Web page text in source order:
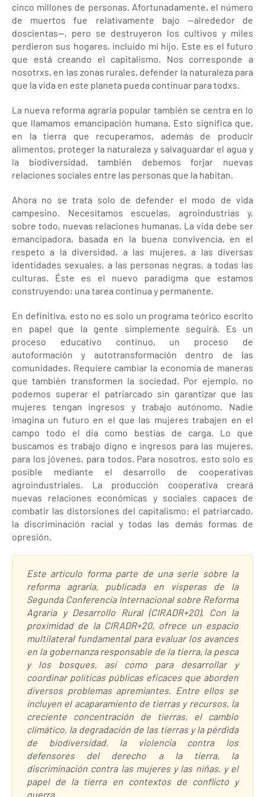
cinco millones de personas. Afortunadamente, el número
de muertos fue relativamente bajo —alrededor de
doscientas—, pero se destruyeron los cultivos y miles
perdieron sus hogares, incluido mi hijo. Este es el futuro
que está creando el capitalismo. Nos corresponde a
nosotrxs, en las zonas rurales, defender la naturaleza para
que la vida en este planeta pueda continuar para todxs.
La nueva reforma agraria popular también se centra en lo
que llamamos emancipación humana. Esto significa que,
en la tierra que recuperamos, además de producir
alimentos, proteger la naturaleza y salvaguardar el agua y
la biodiversidad, también debemos forjar nuevas
relaciones sociales entre las personas que la habitan.
Ahora no se trata solo de defender el modo de vida
campesino. Necesitamos escuelas, agroindustrias y,
sobre todo, nuevas relaciones humanas. La vida debe ser
emancipadora, basada en la buena convivencia, en el
respeto a la diversidad, a las mujeres, a las diversas
identidades sexuales, a las personas negras, a todas las
culturas. Éste es el nuevo paradigma que estamos
construyendo; una tarea continua y permanente.
En definitiva, esto no es solo un programa teórico escrito
en papel que la gente simplemente seguirá. Es un
proceso educativo continuo, un proceso de
autoformación y autotransformación dentro de las
comunidades. Requiere cambiar la economía de maneras
que también transformen la sociedad. Por ejemplo, no
podemos superar el patriarcado sin garantizar que las
mujeres tengan ingresos y trabajo autónomo. Nadie
imagina un futuro en el que las mujeres trabajen en el
campo todo el día como bestias de carga. Lo que
buscamos es trabajo digno e ingresos para las mujeres,
para los jóvenes, para todos. Para nosotros, esto solo es
posible mediante el desarrollo de cooperativas
agroindustriales. La producción cooperativa creará
nuevas relaciones económicas y sociales capaces de
combatir las distorsiones del capitalismo: el patriarcado,
la discriminación racial y todas las demás formas de
opresión.
Este artículo forma parte de una serie sobre la
reforma agraria, publicada en vísperas de la
Segunda Conferencia Internacional sobre Reforma
Agraria y Desarrollo Rural (CIRADR+20). Con la
proximidad de la CIRADR+20, ofrece un espacio
multilateral fundamental para evaluar los avances
en la gobernanza responsable de la tierra, la pesca
y los bosques, así como para desarrollar y
coordinar políticas públicas eficaces que aborden
diversos problemas apremiantes. Entre ellos se
incluyen el acaparamiento de tierras y recursos, la
creciente concentración de tierras, el cambio
climático, la degradación de las tierras y la pérdida
de biodiversidad, la violencia contra los
defensores del derecho a la tierra, la
discriminación contra las mujeres y las niñas, y el
papel de la tierra en contextos de conflicto y
guerra.